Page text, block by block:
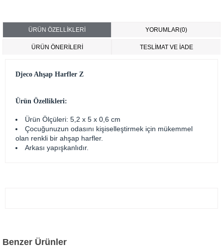
ÜRÜN ÖZELLIKLERI YORUMLAR(0)
ÜRÜN ÖNERILERI TESLİMAT VE İADE
Djeco Ahşap Harfler Z
Ürün Özellikleri:
Ürün Ölçüleri: 5,2 x 5 x 0,6 cm
Çocuğunuzun odasını kişiselleştirmek için mükemmel
olan renkli bir ahşap harfler.
Arkası yapışkanlıdır.
Benzer Ürünler